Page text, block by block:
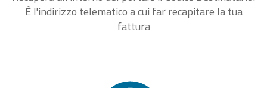
È l'indirizzo telematico a cui far recapitare la tua
fattura